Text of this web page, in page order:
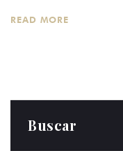
READ MORE
Buscar